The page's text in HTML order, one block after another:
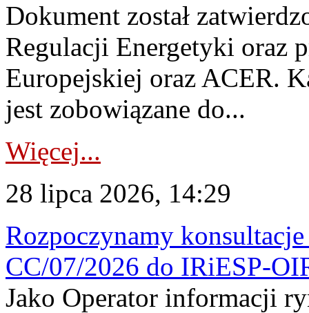
Dokument został
Regulacji Energetyki oraz
Europejskiej oraz ACER.
jest zobowiązane do...
Więcej...
28 lipca 2026, 14:29
Rozpoczynamy
CC/07/2026 do IRiESP-
Jako Operator informacji